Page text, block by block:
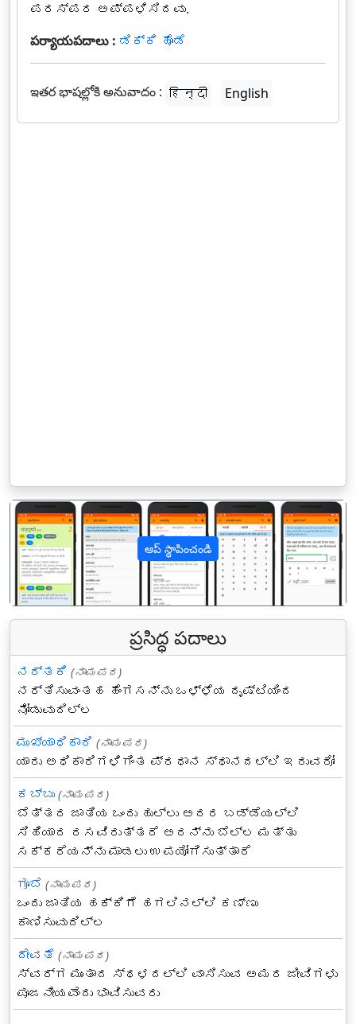
ಪರಸ್ಪರ ಅಪ್ಪಳಿಸಿದವು.
పర్యాయపదాలు : ಡಿಕ್ಕಿ ಹೊಡೆ
ఇతర భాషల్లోకి అనువాదం : हिन्दी English
ఆప్ స్థాపించండి
पिछला
ప్రసిద్ధ పదాలు
ನರ್ತಕಿ (ನಾಮಪದ)
ನರ್ತಿಸುವಂತಹ ಹೆಂಗಸನ್ನು ಒಳ್ಳೆಯ ದೃಷ್ಟಿಯಿಂದ
ನೋಡುವುದಿಲ್ಲ
ಮುಖ್ಯಾಧಿಕಾರಿ (ನಾಮಪದ)
ಯಾರು ಅಧಿಕಾರಿಗಳಿಗಿಂತ ಪ್ರಧಾನ ಸ್ಥಾನದಲ್ಲಿ ಇರುವರೋ
ಕಬ್ಬು (ನಾಮಪದ)
ಬೆತ್ತದ ಜಾತಿಯ ಒಂದು ಹುಲ್ಲು ಅದರ ಬಡ್ಡೆಯಲ್ಲಿ
ಸಿಹಿಯಾದ ರಸವಿರುತ್ತದೆ ಅದನ್ನು ಬೆಲ್ಲ ಮತ್ತು
ಸಕ್ಕರೆಯನ್ನು ಮಾಡಲು ಉಪಯೋಗಿಸುತ್ತಾರೆ
ಗೂಬೆ (ನಾಮಪದ)
ಒಂದು ಜಾತಿಯ ಹಕ್ಕಿಗೆ ಹಗಲಿನಲ್ಲಿ ಕಣ್ಣು
ಕಾಣಿಸುವುದಿಲ್ಲ
ದೇವತೆ (ನಾಮಪದ)
ಸ್ವರ್ಗ ಮುಂತಾದ ಸ್ಥಳದಲ್ಲಿ ವಾಸಿಸುವ ಅಮರ ಜೀವಿಗಳು
ಪೂಜನೀಯವೆಂದು ಭಾವಿಸುವರು